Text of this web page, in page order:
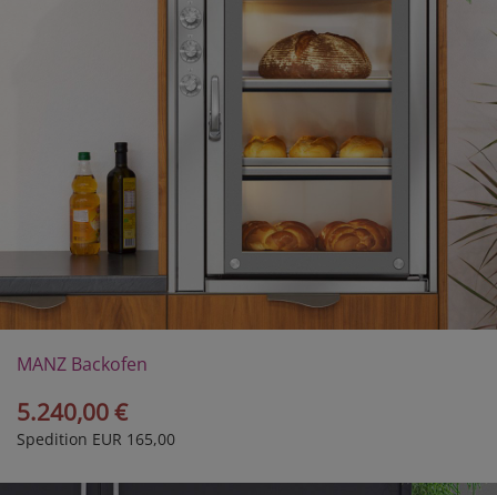
MANZ Backofen
5.240,00 €
Spedition EUR 165,00